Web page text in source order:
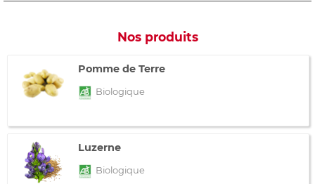
Nos produits
Pomme de Terre
Biologique
Luzerne
Biologique